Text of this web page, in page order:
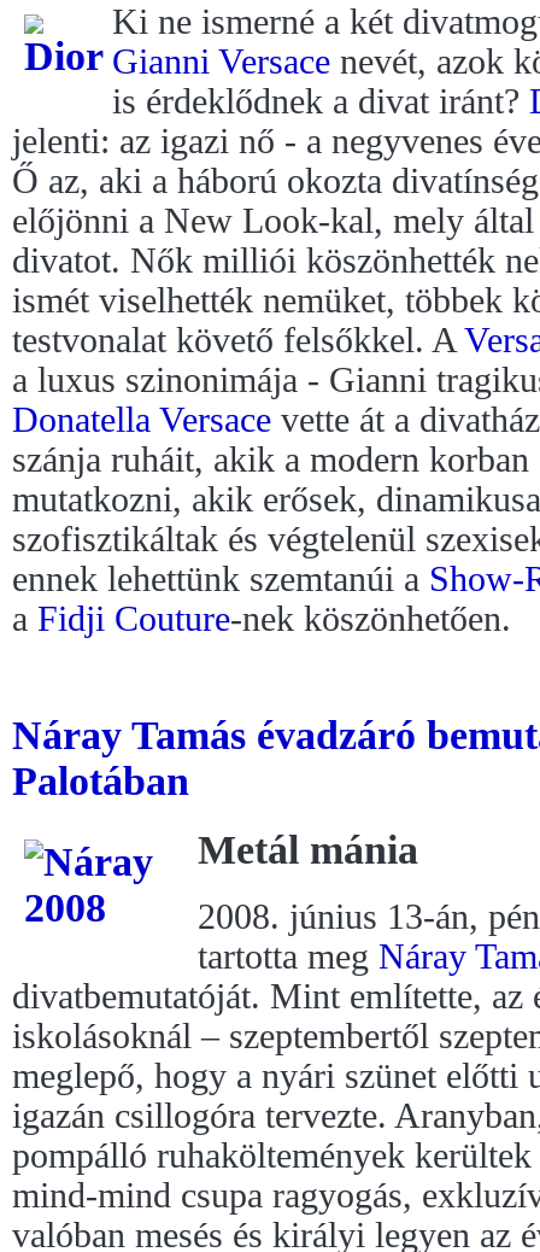
Ki ne ismerné a két
Gianni Versace nevét, azok
is érdeklődnek a divat iránt?
jelenti: az igazi nő - a negyvenes
Ő az, aki a háború okozta
előjönni a New Look-kal, mely
divatot. Nők milliói köszönhették
ismét viselhették nemüket, többek
testvonalat követő felsőkkel. A
a luxus szinonimája - Gianni
Donatella Versace vette át a
szánja ruháit, akik a modern
mutatkozni, akik erősek,
szofisztikáltak és végtelenül
ennek lehettünk szemtanúi a Show-
a Fidji Couture-nek köszönhetően.
Náray Tamás évadzáró
Palotában
Metál mánia
2008. június 13-án,
tartotta meg Náray
divatbemutatóját. Mint említette, az
iskolásoknál – szeptembertől
meglepő, hogy a nyári szünet előtti
igazán csillogóra tervezte.
pompálló ruhaköltemények
mind-mind csupa ragyogás,
valóban mesés és királyi legyen az